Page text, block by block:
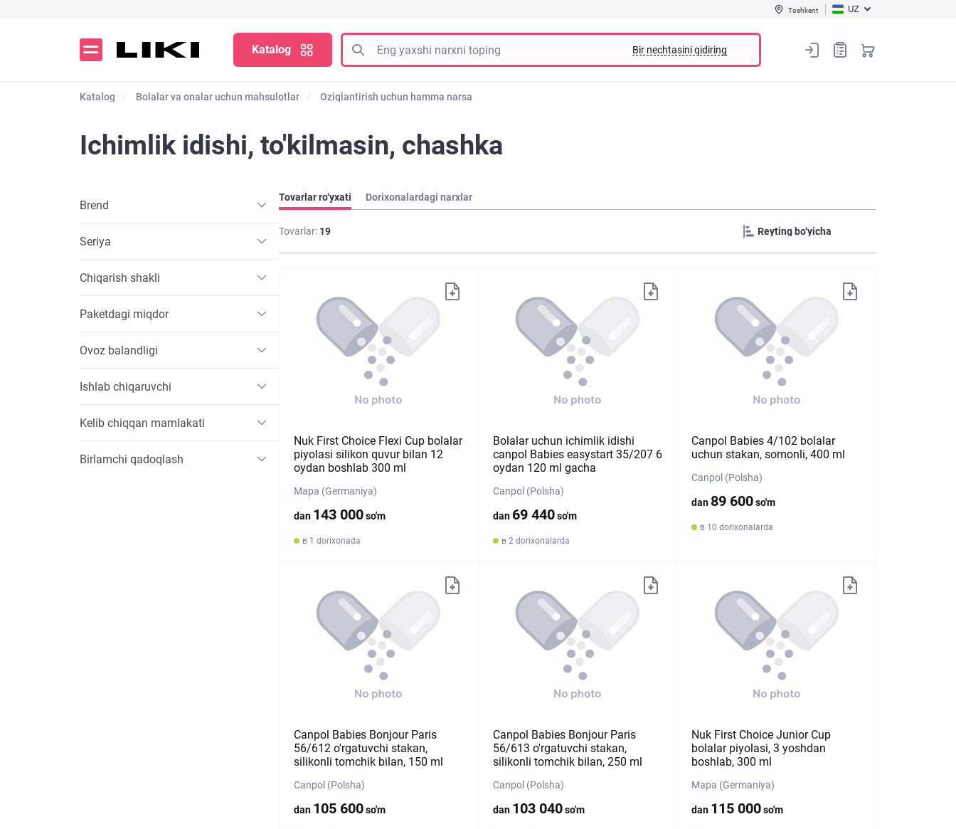
Toshkent UZ
Katalog Bir nechtasini qidiring
Katalog Bolalar va onalar uchun mahsulotlar Oziqlantirish uchun hamma narsa
Ichimlik idishi, to'kilmasin, chashka
Brend
Seriya
Chiqarish shakli
Paketdagi miqdor
Ovoz balandligi
Ishlab chiqaruvchi
Kelib chiqqan mamlakati
Birlamchi qadoqlash
Tovarlar ro‘yxati Dorixonalardagi narxlar
Tovarlar: 19
Nuk First Choice Flexi Cup bolalar
piyolasi silikon quvur bilan 12
oydan boshlab 300 ml
Mapa (Germaniya)
dan 143 000so'm
в 1 dorixonada
Bolalar uchun ichimlik idishi
canpol Babies easystart 35/207 6
oydan 120 ml gacha
Canpol (Polsha)
dan 69 440so'm
в 2 dorixonalarda
Canpol Babies 4/102 bolalar
uchun stakan, somonli, 400 ml
Canpol (Polsha)
dan 89 600so'm
в 10 dorixonalarda
Canpol Babies Bonjour Paris
56/612 o'rgatuvchi stakan,
silikonli tomchik bilan, 150 ml
Canpol (Polsha)
dan 105 600so'm
Canpol Babies Bonjour Paris
56/613 o'rgatuvchi stakan,
silikonli tomchik bilan, 250 ml
Canpol (Polsha)
dan 103 040so'm
Nuk First Choice Junior Cup
bolalar piyolasi, 3 yoshdan
boshlab, 300 ml
Mapa (Germaniya)
dan 115 000so'm